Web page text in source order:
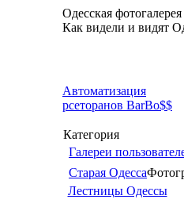
Одесская фотогалерея
Как видели и видят
Автоматизация
рсеторанов BarBo$$
Категория
Галереи
Старая Одесса
Лестницы Одессы